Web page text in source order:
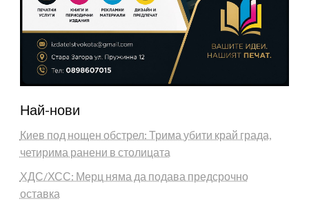
Най-нови
Киев под нощен обстрел: Трима убити край града,
четирима ранени в столицата
ХДС/ХСС: Мерц няма да подава предсрочно
оставка